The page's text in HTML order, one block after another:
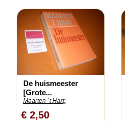
De huismeester
[Grote...
Maarten `t Hart;
€ 2,50